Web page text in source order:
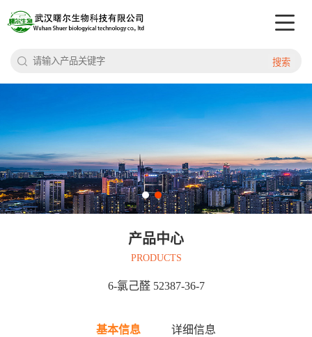
搜索
产品中心
PRODUCTS
6-氯己醛 52387-36-7
基本信息 详细信息